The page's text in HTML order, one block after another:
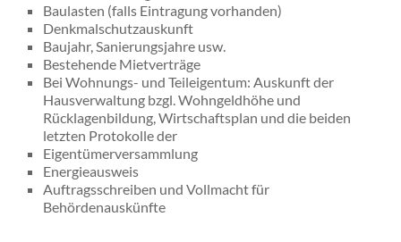
Baulasten (falls Eintragung vorhanden)
Denkmalschutzauskunft
Baujahr, Sanierungsjahre usw.
Bestehende Mietverträge
Bei Wohnungs- und Teileigentum: Auskunft der
Hausverwaltung bzgl. Wohngeldhöhe und
Rücklagenbildung, Wirtschaftsplan und die beiden
letzten Protokolle der
Eigentümerversammlung
Energieausweis
Auftragsschreiben und Vollmacht für
Behördenauskünfte